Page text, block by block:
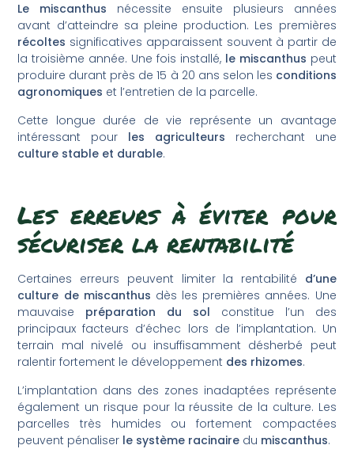
Le miscanthus nécessite ensuite plusieurs années
avant d’atteindre sa pleine production. Les premières
récoltes significatives apparaissent souvent à partir de
la troisième année. Une fois installé, le miscanthus peut
produire durant près de 15 à 20 ans selon les conditions
agronomiques et l’entretien de la parcelle.
Cette longue durée de vie représente un avantage
intéressant pour les agriculteurs recherchant une
culture stable et durable.
Les erreurs à éviter pour
sécuriser la rentabilité
Certaines erreurs peuvent limiter la rentabilité d’une
culture de miscanthus dès les premières années. Une
mauvaise préparation du sol constitue l’un des
principaux facteurs d’échec lors de l’implantation. Un
terrain mal nivelé ou insuffisamment désherbé peut
ralentir fortement le développement des rhizomes.
L’implantation dans des zones inadaptées représente
également un risque pour la réussite de la culture. Les
parcelles très humides ou fortement compactées
peuvent pénaliser le système racinaire du miscanthus.